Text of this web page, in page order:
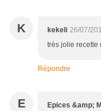
K kekeli 26/07/
très jolie recette
Répondre
E Epices &amp;